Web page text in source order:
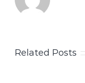
Related Posts